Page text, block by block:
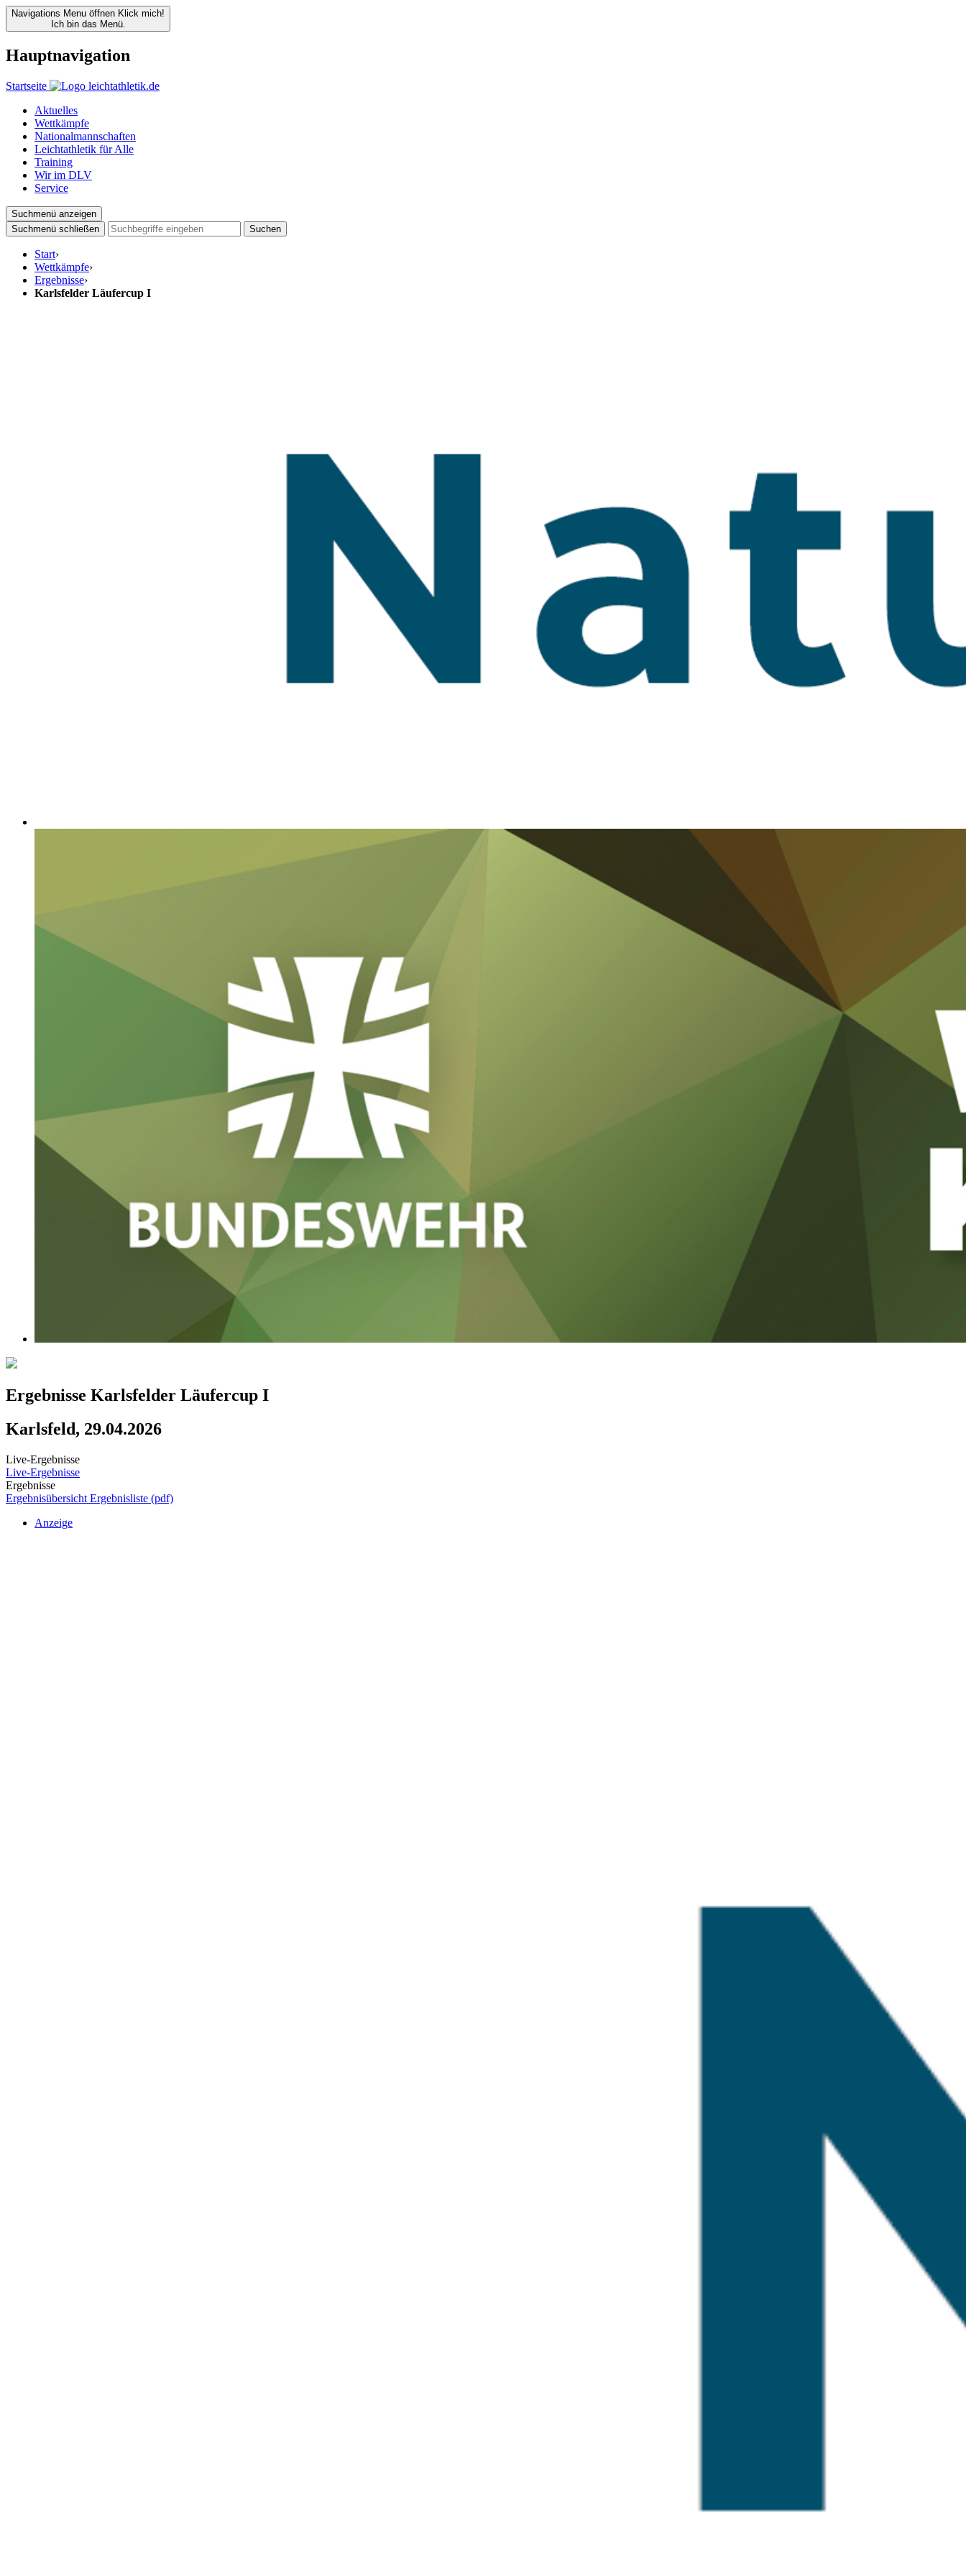
Navigations Menu öffnen Klick mich!
Ich bin das Menü.
Hauptnavigation
Startseite
Aktuelles
Wettkämpfe
Nationalmannschaften
Leichtathletik für Alle
Training
Wir im DLV
Service
Suchmenü anzeigen
Suchmenü schließen
Suchen
Start›
Wettkämpfe›
Ergebnisse›
Karlsfelder Läufercup I
Ergebnisse Karlsfelder Läufercup I
Karlsfeld, 29.04.2026
Live-Ergebnisse
Live-Ergebnisse
Ergebnisse
Ergebnisübersicht Ergebnisliste (pdf)
Anzeige